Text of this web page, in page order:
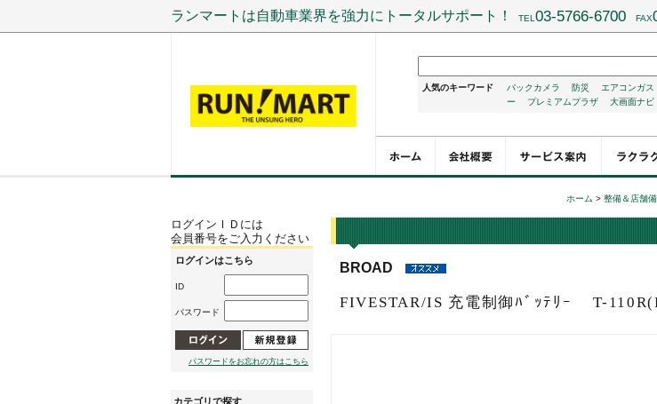
ランマートは自動車業界を強力にトータルサポート！ TEL 03-5766-6700 FAX
人気のキーワード バックカメラ 防災 エアコンガス
ー
プレミアムプラザ 大画面ナビ
ログインＩＤには
会員番号をご入力ください
ログインはこちら
ID
パスワード
パスワードをお忘れの方はこちら
カテゴリで探す
ホーム > 整備＆店舗
BROAD
FIVESTAR/IS 充電制御ﾊﾞｯﾃﾘｰ T-